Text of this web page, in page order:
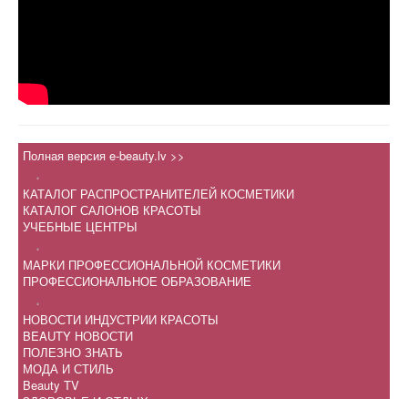
Полная версия e-beauty.lv >>
.
КАТАЛОГ РАСПРОСТРАНИТЕЛЕЙ КОСМЕТИКИ
КАТАЛОГ САЛОНОВ КРАСОТЫ
УЧЕБНЫЕ ЦЕНТРЫ
.
МАРКИ ПРОФЕССИОНАЛЬНОЙ КОСМЕТИКИ
ПРОФЕССИОНАЛЬНОЕ ОБРАЗОВАНИЕ
.
НОВОСТИ ИНДУСТРИИ КРАСОТЫ
BEAUTY НОВОСТИ
ПОЛЕЗНО ЗНАТЬ
МОДА И СТИЛЬ
Beauty TV